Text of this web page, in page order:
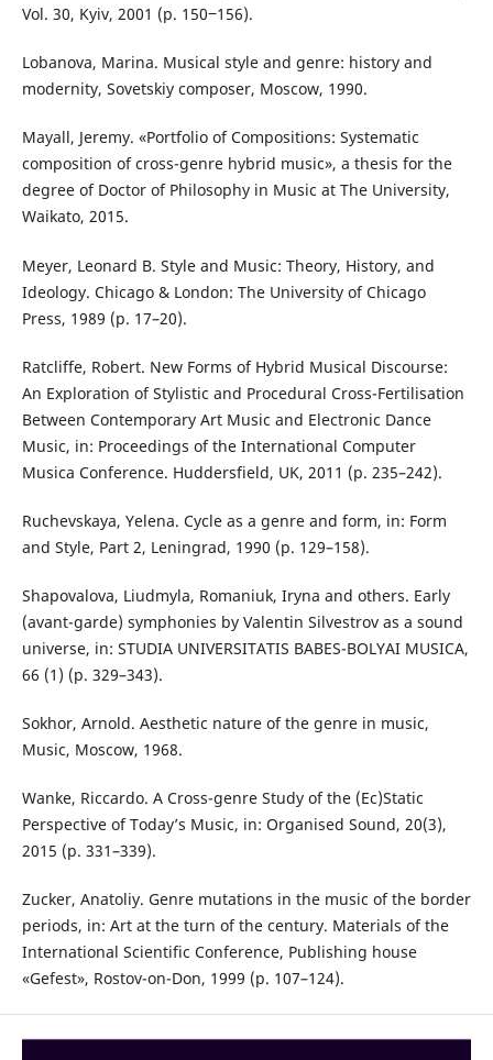
Vol. 30, Kyiv, 2001 (p. 150‒156).
Lobanova, Marina. Musical style and genre: history and
modernity, Sovetskiy composer, Moscow, 1990.
Mayall, Jeremy. «Portfolio of Compositions: Systematic
composition of cross-genre hybrid music», a thesis for the
degree of Doctor of Philosophy in Music at The University,
Waikato, 2015.
Meyer, Leonard B. Style and Music: Theory, History, and
Ideology. Chicago & London: The University of Chicago
Press, 1989 (p. 17–20).
Ratcliffe, Robert. New Forms of Hybrid Musical Discourse:
An Exploration of Stylistic and Procedural Cross-Fertilisation
Between Contemporary Art Music and Electronic Dance
Music, in: Proceedings of the International Computer
Musica Conference. Huddersfield, UK, 2011 (p. 235–242).
Ruchevskaya, Yelena. Cycle as a genre and form, in: Form
and Style, Part 2, Leningrad, 1990 (p. 129–158).
Shapovalova, Liudmyla, Romaniuk, Iryna and others. Early
(avant-garde) symphonies by Valentin Silvestrov as a sound
universe, in: STUDIA UNIVERSITATIS BABES-BOLYAI MUSICA,
66 (1) (p. 329–343).
Sokhor, Arnold. Aesthetic nature of the genre in music,
Music, Moscow, 1968.
Wanke, Riccardo. A Cross-genre Study of the (Ec)Static
Perspective of Today’s Music, in: Organised Sound, 20(3),
2015 (p. 331–339).
Zucker, Anatoliy. Genre mutations in the music of the border
periods, in: Art at the turn of the century. Materials of the
International Scientific Conference, Publishing house
«Gefest», Rostov-on-Don, 1999 (p. 107–124).